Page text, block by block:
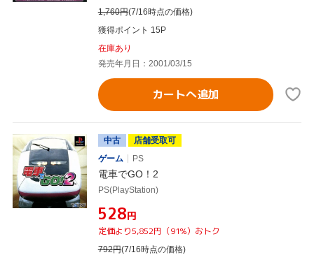
1,760円(7/16時点の価格)
獲得ポイント 15P
在庫あり
発売年月日：2001/03/15
カートへ追加
中古
店舗受取可
ゲーム
PS
電車でGO！2
PS(PlayStation)
¥528円
定価より5,852円（91%）おトク
792円(7/16時点の価格)